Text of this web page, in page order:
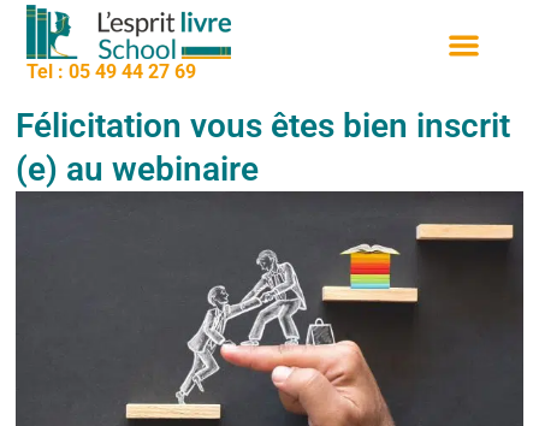
principal
Aller
contenu
Tel : 05 49 44 27 69
Félicitation vous êtes bien inscrit
(e) au webinaire